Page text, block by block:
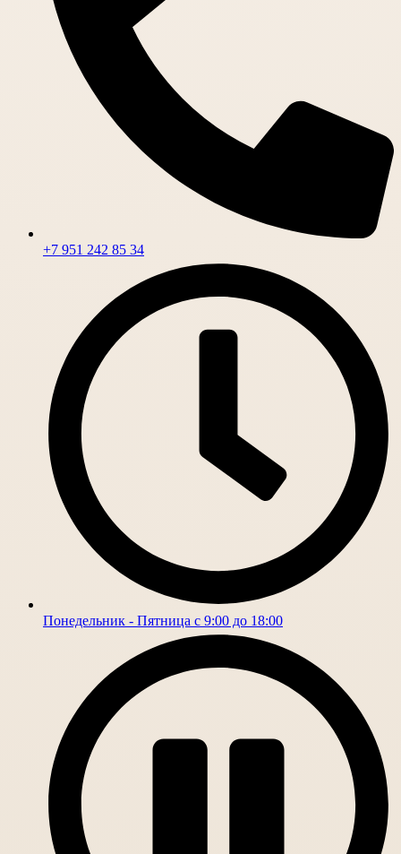
+7 951 242 85 34
Понедельник - Пятница с 9:00 до 18:00